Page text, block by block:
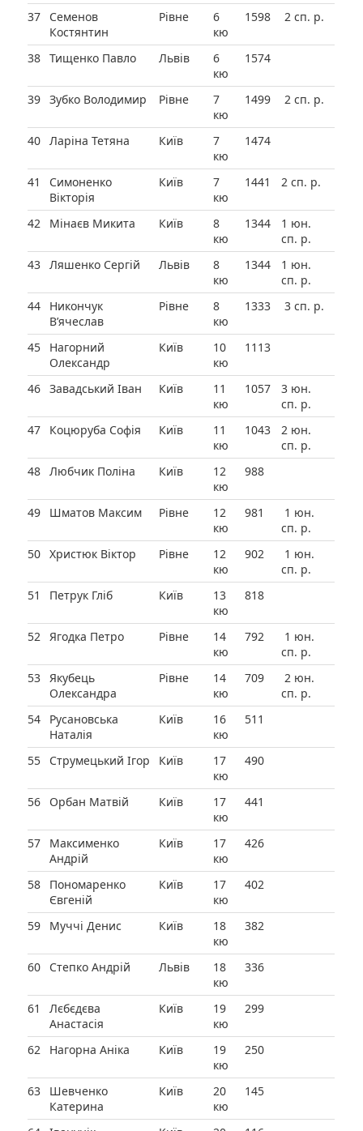
37
Семенов
Костянтин
Рівне
6
кю
1598 2 сп. р.
38 Тищенко Павло Львів
6
кю
1574
39 Зубко Володимир Рівне
7
кю
1499 2 сп. р.
40 Ларіна Тетяна Київ
7
кю
1474
41
Симоненко
Вікторія
Київ
7
кю
1441 2 сп. р.
42 Мінаєв Микита Київ
8
кю
1344
1 юн.
сп. р.
43 Ляшенко Сергій Львів
8
кю
1344
1 юн.
сп. р.
44
Никончук
В’ячеслав
Рівне
8
кю
1333 3 сп. р.
45
Нагорний
Олександр
Київ
10
кю
1113
46 Завадський Іван Київ
11
кю
1057
3 юн.
сп. р.
47
Коцюруба Софія Київ
11
кю
1043
2 юн.
сп. р.
48 Любчик Поліна Київ
12
кю
988
49 Шматов Максим Рівне
12
кю
981
1 юн.
сп. р.
50 Христюк Віктор Рівне
12
кю
902
1 юн.
сп. р.
51
Петрук Гліб Київ
13
кю
818
52 Ягодка Петро Рівне
14
кю
792
1 юн.
сп. р.
53 Якубець
Олександра
Рівне
14
кю
709
2 юн.
сп. р.
54
Русановська
Наталія
Київ
16
кю
511
55 Струмецький Ігор Київ
17
кю
490
56 Орбан Матвій Київ
17
кю
441
57
Максименко
Андрій
Київ
17
кю
426
58
Пономаренко
Євгеній
Київ
17
кю
402
59 Муччі Денис Київ
18
кю
382
60 Степко Андрій Львів
18
кю
336
61
Лєбєдєва
Анастасія
Київ
19
кю
299
62 Нагорна Аніка Київ
19
кю
250
63
Шевченко
Катерина
Київ
20
кю
145